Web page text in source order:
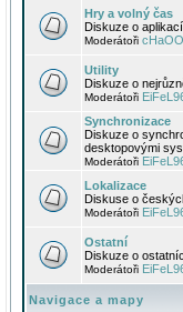
Hry a volný čas
Diskuze o
Moderátoři
Utility
Diskuze o
Moderátoři
Synchronizace
Diskuze o
desktopovými
Moderátoři
Lokalizace
Diskuse o
Moderátoři
Ostatní
Diskuze o
Moderátoři
Navigace a mapy